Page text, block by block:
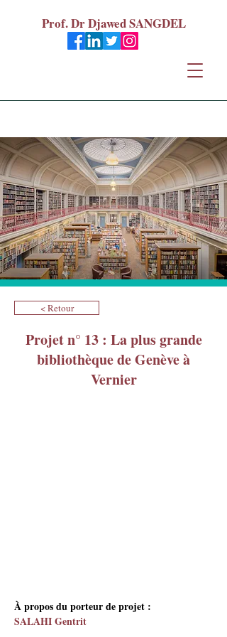
Prof. Dr Djawed SANGDEL
< Retour
Projet n° 13 : La plus grande
bibliothèque de Genève à
Vernier
À propos du porteur de projet :
SALAHI Gentrit